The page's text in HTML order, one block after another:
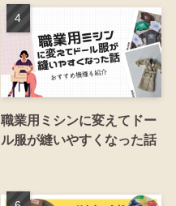
職業用ミシンに変えてドー
ル服が縫いやすくなった話